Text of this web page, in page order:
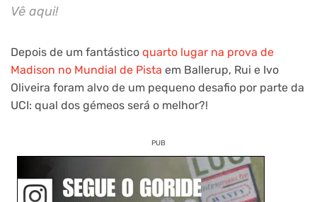
Vê aqui!
Depois de um fantástico quarto lugar na prova de
Madison no Mundial de Pista em Ballerup, Rui e Ivo
Oliveira foram alvo de um pequeno desafio por parte da
UCI: qual dos gémeos será o melhor?!
PUB